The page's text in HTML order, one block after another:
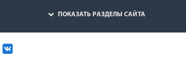
ПОКАЗАТЬ РАЗДЕЛЫ САЙТА